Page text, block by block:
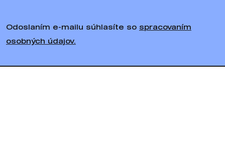
Odoslaním e-mailu súhlasíte so spracovaním
osobných údajov.